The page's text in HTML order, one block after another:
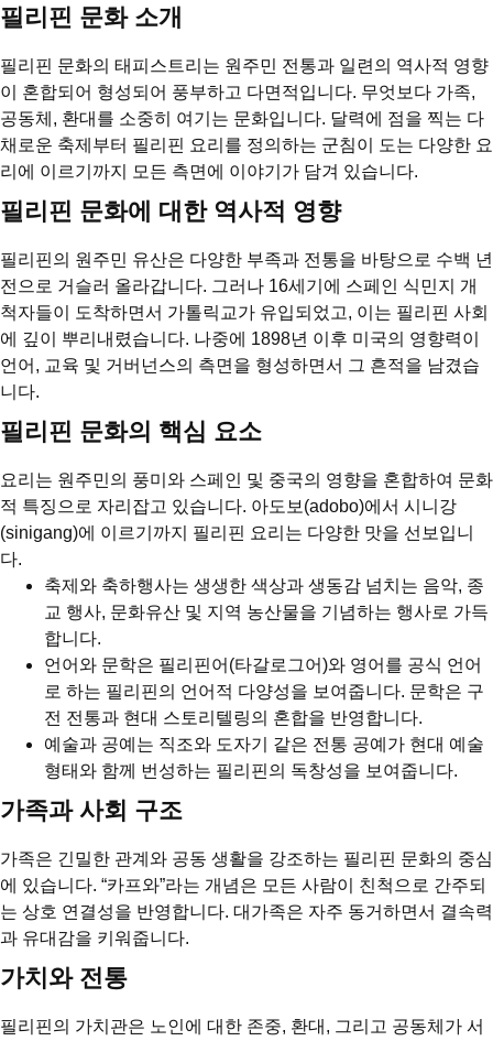
필리핀 문화 소개
필리핀 문화의 태피스트리는 원주민 전통과 일련의 역사적 영향
이 혼합되어 형성되어 풍부하고 다면적입니다. 무엇보다 가족,
공동체, 환대를 소중히 여기는 문화입니다. 달력에 점을 찍는 다
채로운 축제부터 필리핀 요리를 정의하는 군침이 도는 다양한 요
리에 이르기까지 모든 측면에 이야기가 담겨 있습니다.
필리핀 문화에 대한 역사적 영향
필리핀의 원주민 유산은 다양한 부족과 전통을 바탕으로 수백 년
전으로 거슬러 올라갑니다. 그러나 16세기에 스페인 식민지 개
척자들이 도착하면서 가톨릭교가 유입되었고, 이는 필리핀 사회
에 깊이 뿌리내렸습니다. 나중에 1898년 이후 미국의 영향력이
언어, 교육 및 거버넌스의 측면을 형성하면서 그 흔적을 남겼습
니다.
필리핀 문화의 핵심 요소
요리는 원주민의 풍미와 스페인 및 중국의 영향을 혼합하여 문화
적 특징으로 자리잡고 있습니다. 아도보(adobo)에서 시니강
(sinigang)에 이르기까지 필리핀 요리는 다양한 맛을 선보입니
다.
축제와 축하행사는 생생한 색상과 생동감 넘치는 음악, 종
교 행사, 문화유산 및 지역 농산물을 기념하는 행사로 가득
합니다.
언어와 문학은 필리핀어(타갈로그어)와 영어를 공식 언어
로 하는 필리핀의 언어적 다양성을 보여줍니다. 문학은 구
전 전통과 현대 스토리텔링의 혼합을 반영합니다.
예술과 공예는 직조와 도자기 같은 전통 공예가 현대 예술
형태와 함께 번성하는 필리핀의 독창성을 보여줍니다.
가족과 사회 구조
가족은 긴밀한 관계와 공동 생활을 강조하는 필리핀 문화의 중심
에 있습니다. “카프와”라는 개념은 모든 사람이 친척으로 간주되
는 상호 연결성을 반영합니다. 대가족은 자주 동거하면서 결속력
과 유대감을 키워줍니다.
가치와 전통
필리핀의 가치관은 노인에 대한 존중, 환대, 그리고 공동체가 서